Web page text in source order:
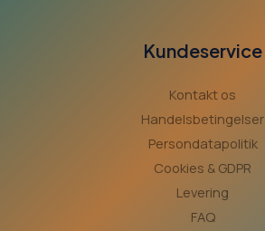
Kundeservice
Kontakt os
Handelsbetingelser
Persondatapolitik
Cookies & GDPR
Levering
FAQ